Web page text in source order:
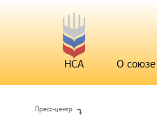
НСА О союзе
Пресс-центр